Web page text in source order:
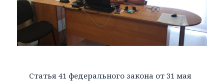
Статья 41 федерального закона от 31 мая